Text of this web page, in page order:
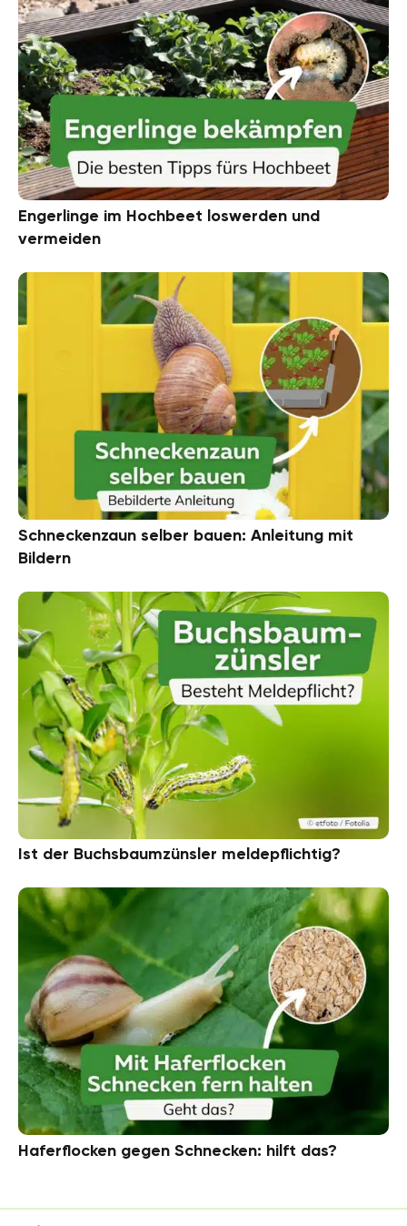
Engerlinge im Hochbeet loswerden und
vermeiden
Schneckenzaun selber bauen: Anleitung mit
Bildern
Ist der Buchsbaumzünsler meldepflichtig?
Haferflocken gegen Schnecken: hilft das?